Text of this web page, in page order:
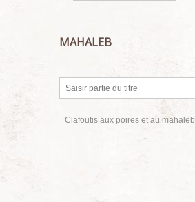
MAHALEB
Clafoutis aux poires et au mahaleb